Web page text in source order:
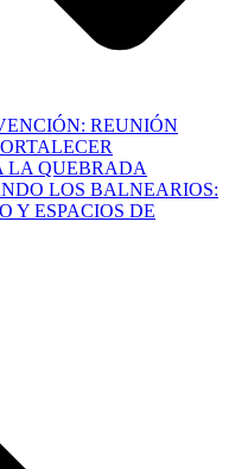
REUNIÓN
LA QUEBRADA
LOS BALNEARIOS:
Y ESPACIOS DE